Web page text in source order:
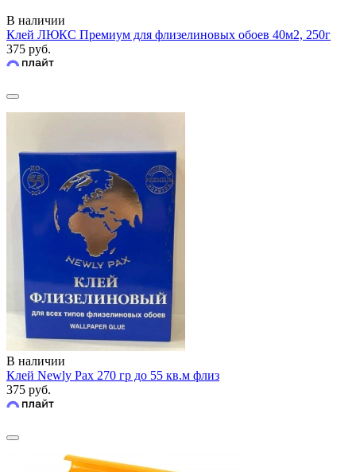
В наличии
Клей ЛЮКС Премиум для флизелиновых обоев 40м2, 250г
375 руб.
В наличии
Клей Newly Pax 270 гр до 55 кв.м флиз
375 руб.